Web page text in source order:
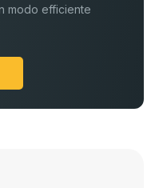
modo efficiente